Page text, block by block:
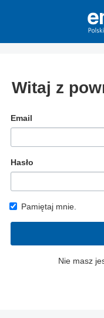
Witaj z
Email
Hasło
Pamiętaj mnie.
Nie masz